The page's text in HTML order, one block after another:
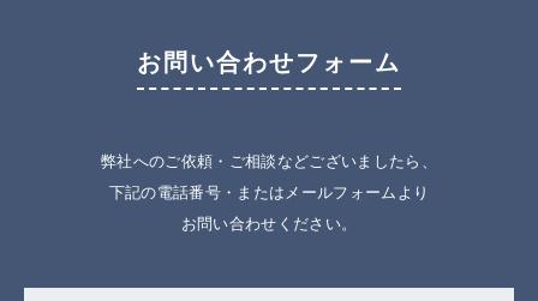
お問い合わせフォーム
弊社へのご依頼・ご相談などございましたら、
下記の電話番号・またはメールフォームより
お問い合わせください。